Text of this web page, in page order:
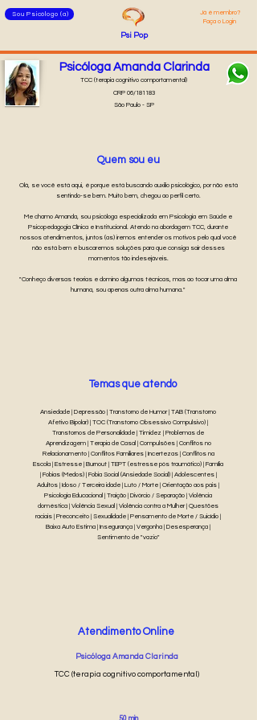
PsiPop
Sou Psicólogo (a) Já é membro?
Faça o Login
Psicóloga Amanda Clarinda
CRP 06/181183
São Paulo - SP
TCC (terapia cognitivo comportamental)
Quem sou eu
Olá, se você está aqui, é porque está buscando auxilio psicológico, por não está
sentindo-se bem. Muito bem, chegou ao perfil certo.
Me chamo Amanda, sou psicóloga especializada em Psicologia em Saúde e
Psicopedagogia Clínica e Institucional. Atendo na abordagem TCC, durante
nossos atendimentos, juntos (as) iremos entender os motivos pelo qual você
não está bem e buscaremos soluções para que consiga sair desses
momentos tão indesejáveis.
"Conheço diversas teorias e domino algumas técnicas, mas ao tocar uma alma
humana, sou apenas outra alma humana."
Temas que atendo
Ansiedade | Depressão | Transtorno de Humor | TAB (Transtorno
Afetivo Bipolar) | TOC (Transtorno Obsessivo Compulsivo) |
Transtornos de Personalidade | Timidez | Problemas de
Aprendizagem | Terapia de Casal | Compulsões | Conflitos no
Relacionamento | Conflitos Familiares | Incertezas | Conflitos na
Escola | Estresse | Burnout | TEPT (estresse pós traumático) | Família
| Fobias (Medos) | Fobia Social (Ansiedade Social) | Adolescentes |
Adultos | Idoso / Terceira idade | Luto / Morte | Orientação aos pais |
Psicologia Educacional | Traição | Divórcio / Separação | Violência
doméstica | Violência Sexual | Violência contra a Mulher | Questões
raciais | Preconceito | Sexualidade | Pensamento de Morte / Suicídio |
Baixa Auto Estima | Insegurança | Vergonha | Desesperança |
Sentimento de "vazio"
Atendimento Online
Psicóloga Amanda Clarinda
TCC (terapia cognitivo comportamental)